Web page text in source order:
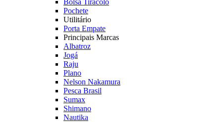
Bolsa Tiracolo
Pochete
Utilitário
Porta Empate
Principais Marcas
Albatroz
Jogá
Raju
Plano
Nelson Nakamura
Pesca Brasil
Sumax
Shimano
Nautika